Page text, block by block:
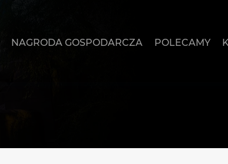
NAGRODA GOSPODARCZA POLECAMY